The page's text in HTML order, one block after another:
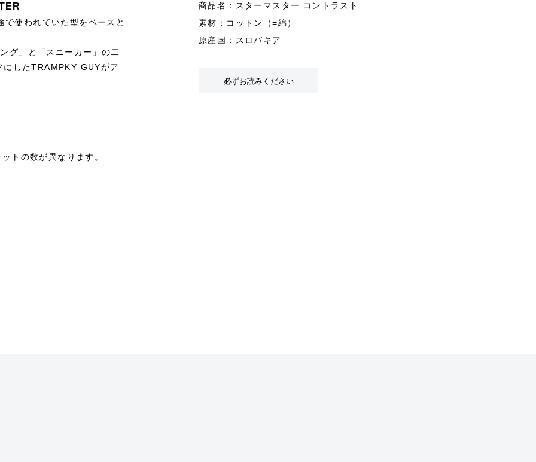
使われていた型をベースと
グ」と「スニーカー」の二
したTRAMPKY GUYがア
トの数が異なります。
商品名：スターマスター コントラスト
素材：コットン（=綿）
原産国：スロバキア
必ずお読みください